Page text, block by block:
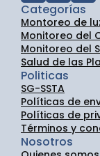
Categorías
Montoreo de
Monitoreo del
Monitoreo del
Salud de las
Politicas
SG-SSTA
Políticas de
Políticas de
Términos y
Nosotros